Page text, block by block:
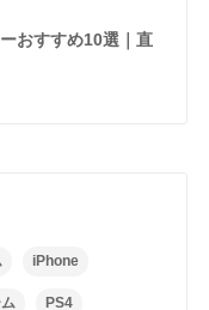
おすすめ10選｜直
iPhone
PS4